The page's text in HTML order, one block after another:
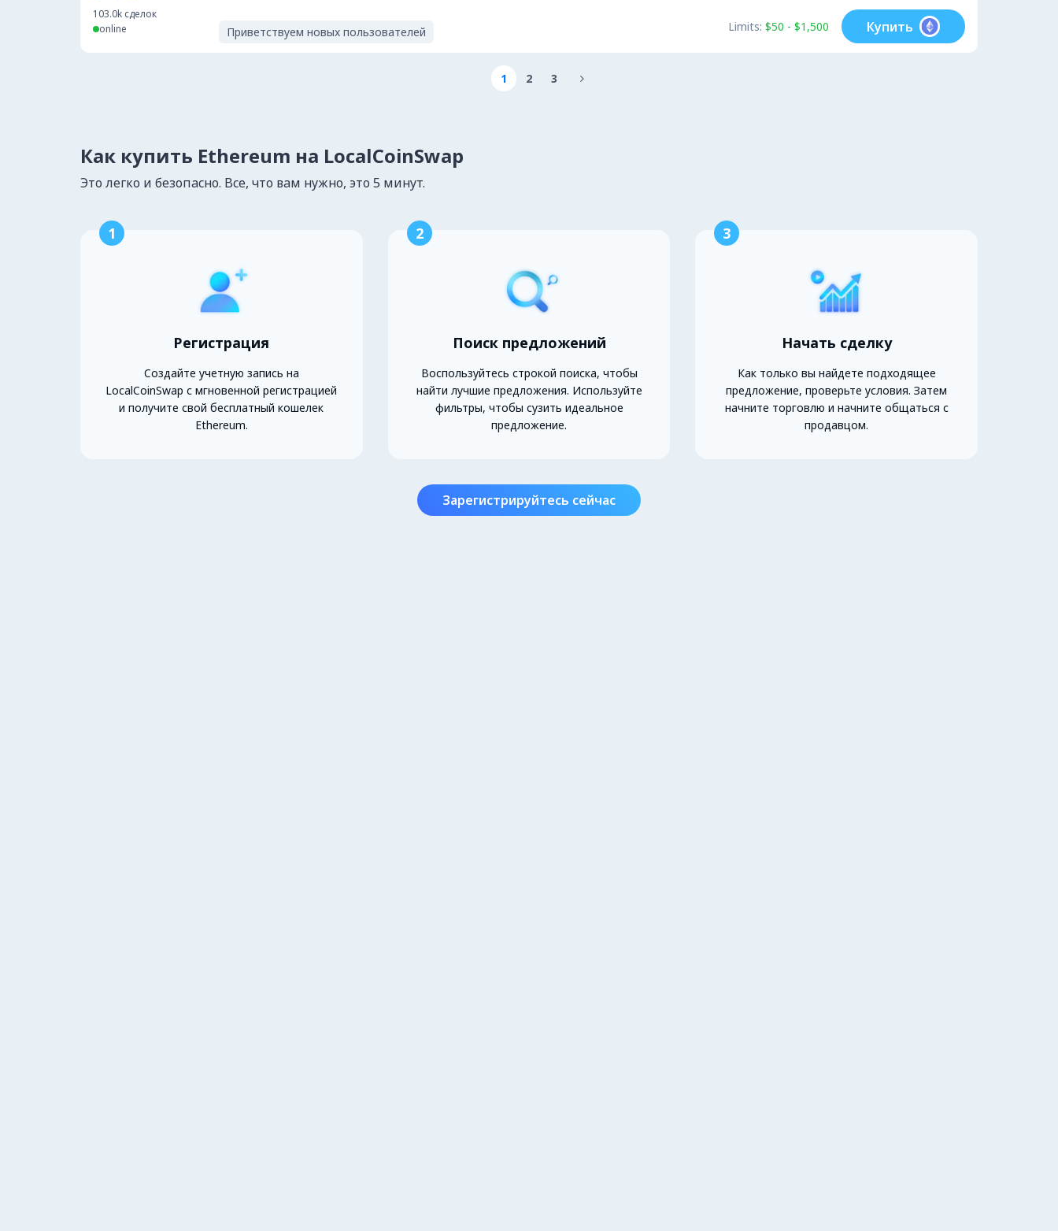
103.0k сделок
online
Приветствуем новых пользователей Limits: $50 - $1,500 Купить
1 2 3 
Как купить Ethereum на LocalCoinSwap
Это легко и безопасно. Все, что вам нужно, это 5 минут.
1
Регистрация
Создайте учетную запись на
LocalCoinSwap с мгновенной регистрацией
и получите свой бесплатный кошелек
Ethereum.
2
Поиск предложений
Воспользуйтесь строкой поиска, чтобы
найти лучшие предложения. Используйте
фильтры, чтобы сузить идеальное
предложение.
3
Начать сделку
Как только вы найдете подходящее
предложение, проверьте условия. Затем
начните торговлю и начните общаться с
продавцом.
Зарегистрируйтесь сейчас